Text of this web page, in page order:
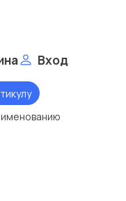
Вход